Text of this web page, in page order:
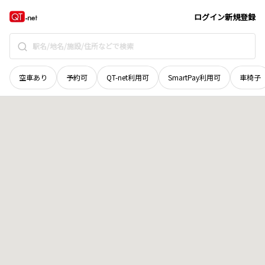
ログイン新規登録
空車あり 予約可 QT-net利用可 SmartPay利用可 車椅子
広島県